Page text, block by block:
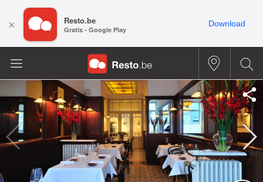
× Resto.be
Gratis - Google Play
Download